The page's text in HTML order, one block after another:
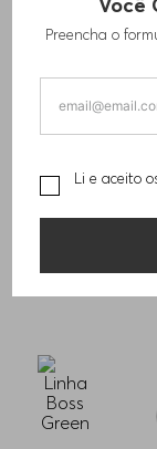
Preencha o
Li e aceito
ALGODÃO
R$1.840,00